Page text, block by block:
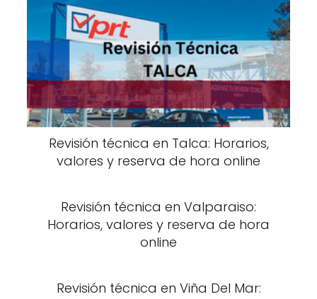
Revisión técnica en Talca: Horarios,
valores y reserva de hora online
Revisión técnica en Valparaiso:
Horarios, valores y reserva de hora
online
Revisión técnica en Viña Del Mar: